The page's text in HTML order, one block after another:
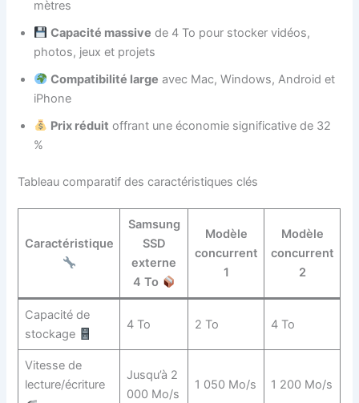
mètres
Capacité massive de 4 To pour stocker vidéos,
photos, jeux et projets
Compatibilité large avec Mac, Windows, Android et
iPhone
Prix réduit offrant une économie significative de 32
%
Tableau comparatif des caractéristiques clés
Caractéristique
Samsung
SSD
externe
4 To
Modèle
concurrent
1
Modèle
concurrent
2
Capacité de
stockage
4 To 2 To 4 To
Vitesse de
lecture/écriture
Jusqu’à 2
000 Mo/s
1 050 Mo/s 1 200 Mo/s